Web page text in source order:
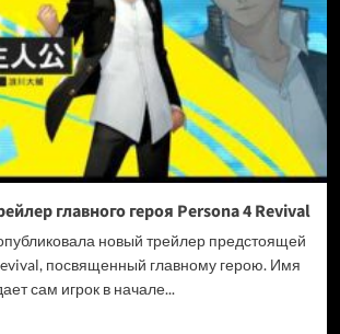
главного героя Persona 4 Revival
новый трейлер предстоящей
посвященный главному герою. Имя
сам игрок в начале...